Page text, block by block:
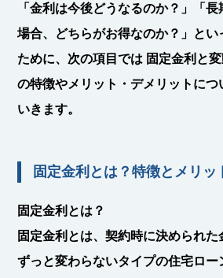
「金利は今後どうなるのか？」「
場合、どちらがお得なのか？」とい
ために、次の項目では 固定金利と
の特徴やメリット・デメリットにつ
いきます。
固定金利とは？特徴とメリッ
固定金利とは？
固定金利とは、契約時に決められた
ずっと変わらないタイプの住宅ロー